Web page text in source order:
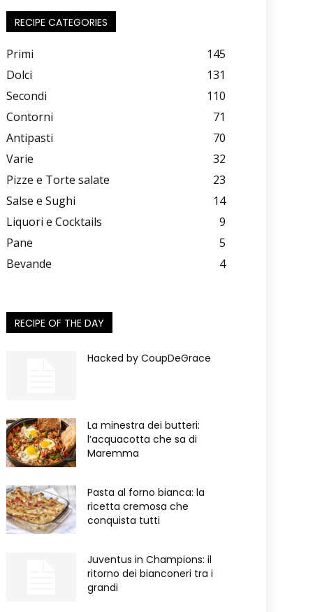
RECIPE CATEGORIES
Primi
145
Dolci
131
Secondi
110
Contorni
71
Antipasti
70
Varie
32
Pizze e Torte salate
23
Salse e Sughi
14
Liquori e Cocktails
9
Pane
5
Bevande
4
RECIPE OF THE DAY
Hacked by CoupDeGrace
La minestra dei butteri:
l’acquacotta che sa di
Maremma
Pasta al forno bianca: la
ricetta cremosa che
conquista tutti
Juventus in Champions: il
ritorno dei bianconeri tra i
grandi